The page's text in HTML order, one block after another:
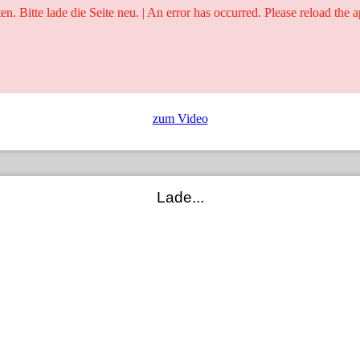
zum Video
Lade...
Bitte lade die Seite neu. | An error has occurred. Please reload the